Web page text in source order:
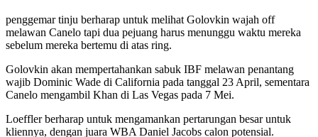
penggemar tinju berharap untuk melihat Golovkin wajah off
melawan Canelo tapi dua pejuang harus menunggu waktu mereka
sebelum mereka bertemu di atas ring.
Golovkin akan mempertahankan sabuk IBF melawan penantang
wajib Dominic Wade di California pada tanggal 23 April, sementara
Canelo mengambil Khan di Las Vegas pada 7 Mei.
Loeffler berharap untuk mengamankan pertarungan besar untuk
kliennya, dengan juara WBA Daniel Jacobs calon potensial.